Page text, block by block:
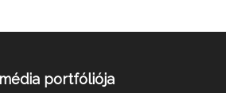
portfóliója